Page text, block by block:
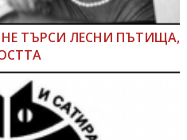
ТЪРСИ ЛЕСНИ ПЪТИЩА,